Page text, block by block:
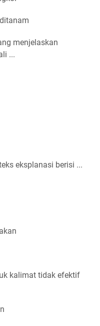
menjelaskan
...
eksplanasi berisi ...
kalimat tidak efektif